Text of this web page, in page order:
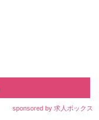
sponsored by 求人ボックス